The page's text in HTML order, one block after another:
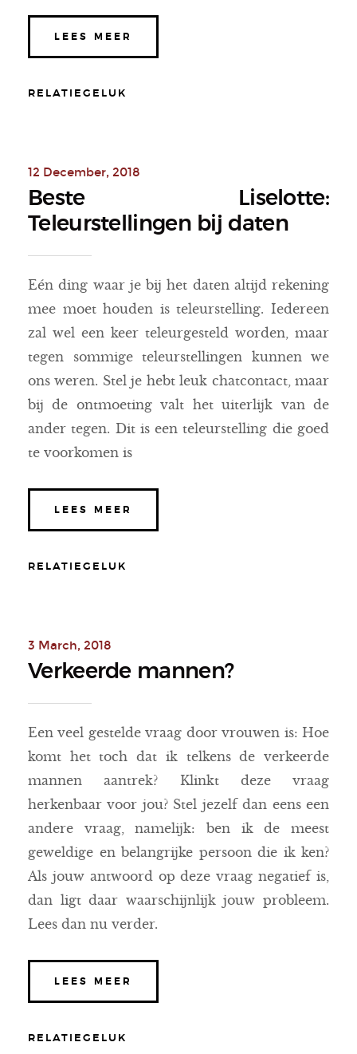
LEES MEER
RELATIEGELUK
12 December, 2018
Beste Liselotte:
Teleurstellingen bij daten
Eén ding waar je bij het daten altijd rekening
mee moet houden is teleurstelling. Iedereen
zal wel een keer teleurgesteld worden, maar
tegen sommige teleurstellingen kunnen we
ons weren. Stel je hebt leuk chatcontact, maar
bij de ontmoeting valt het uiterlijk van de
ander tegen. Dit is een teleurstelling die goed
te voorkomen is
LEES MEER
RELATIEGELUK
3 March, 2018
Verkeerde mannen?
Een veel gestelde vraag door vrouwen is: Hoe
komt het toch dat ik telkens de verkeerde
mannen aantrek? Klinkt deze vraag
herkenbaar voor jou? Stel jezelf dan eens een
andere vraag, namelijk: ben ik de meest
geweldige en belangrijke persoon die ik ken?
Als jouw antwoord op deze vraag negatief is,
dan ligt daar waarschijnlijk jouw probleem.
Lees dan nu verder.
LEES MEER
RELATIEGELUK